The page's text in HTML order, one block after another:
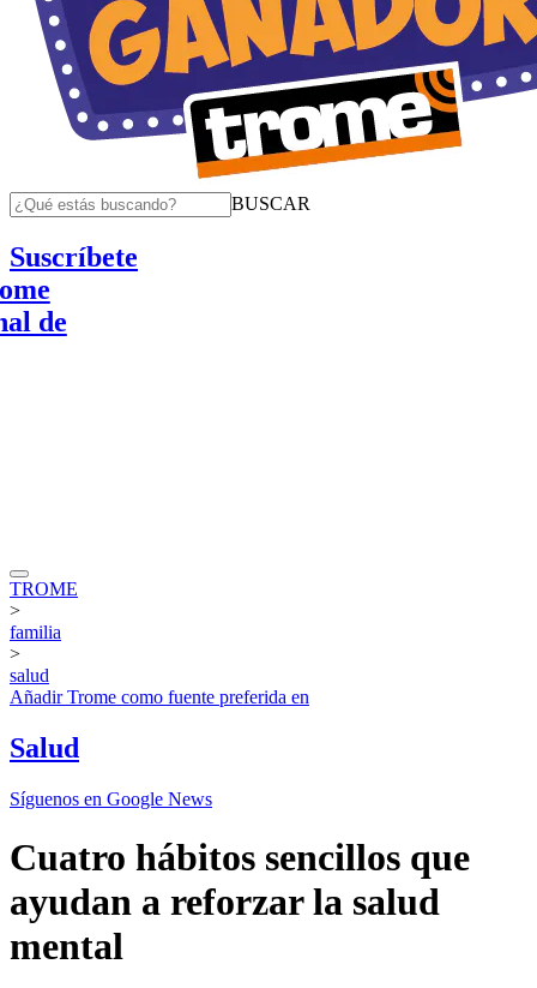
BUSCAR
Suscríbete
TROME
>
familia
>
salud
AñadirTrome como fuente preferida en
Salud
Síguenos en Google News
Cuatro hábitos sencillos que
ayudan a reforzar la salud
mental